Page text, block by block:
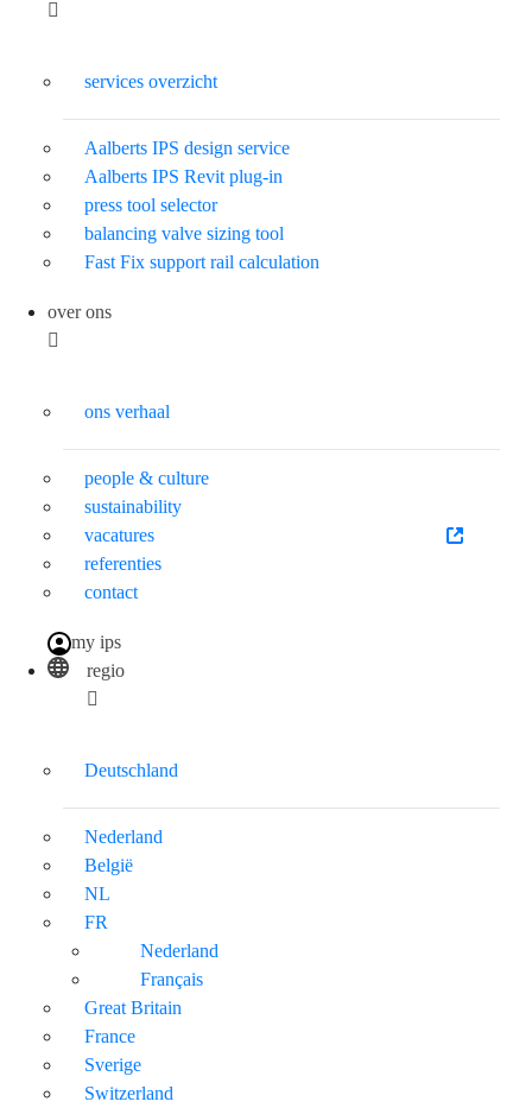
services overzicht
Aalberts IPS design service
Aalberts IPS Revit plug-in
press tool selector
balancing valve sizing tool
Fast Fix support rail calculation
over ons
ons verhaal
people & culture
sustainability
vacatures
referenties
contact
my ips
regio
Deutschland
Nederland
België
NL
FR
Nederland
Français
Great Britain
France
Sverige
Switzerland